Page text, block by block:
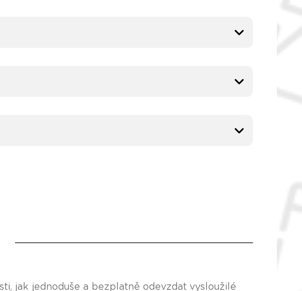
jak jednoduše a bezplatně odevzdat vysloužilé